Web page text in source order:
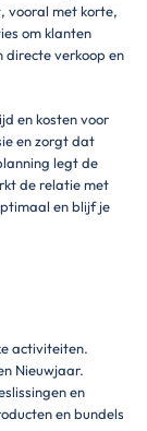
vooral met korte,
om klanten
directe verkoop en
en kosten voor
en zorgt dat
legt de
de relatie met
en blijf je
activiteiten.
Nieuwjaar.
en
en bundels